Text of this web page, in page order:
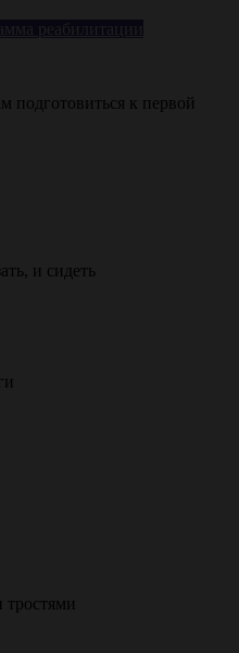
подготовиться к первой
и сидеть
тростями